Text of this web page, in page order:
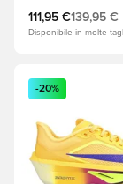
111,95 €139,95 €
Disponibile in molte
Apre una
-20%